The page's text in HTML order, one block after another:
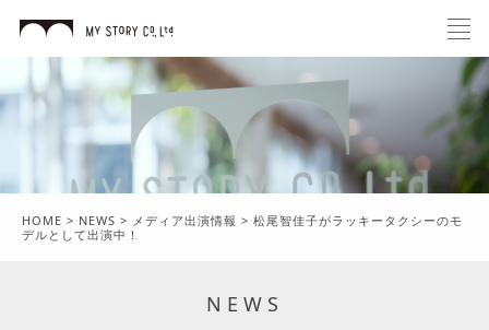
HOME > NEWS > メディア出演情報 > 松尾智佳子がラッキータクシーのモ
デルとして出演中！
NEWS